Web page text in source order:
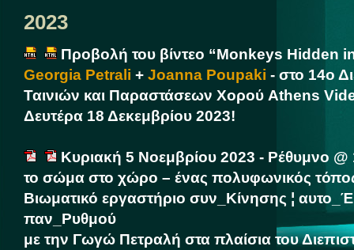
2023
Προβολή του βίντεο “Monkeys Hidden
Georgia Petrali + Joanna Poupaki - στο 14ο
Ταινιών και Παραστάσεων Χορού Athens
Δευτέρα 18 Δεκεμβρίου 2023!
Κυριακή 5 Νοεμβρίου 2023 - Ρέθυμνο @
το σώμα στο χώρο – ένας πολυφωνικός
Βιωματικό εργαστήριο συν_Κίνησης ¦
παν_Ρυθμού
με την Γωγώ Πετραλή στα πλαίσια του